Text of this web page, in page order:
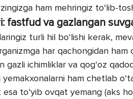
ham mehringiz to‘lib-
fastfud va gazlangan
turli hil bo‘lishi kerak,
har qachongidan ham
gazli ichimliklar va qog‘oz
ham chetlab
to‘yib ovqat yemang (aks